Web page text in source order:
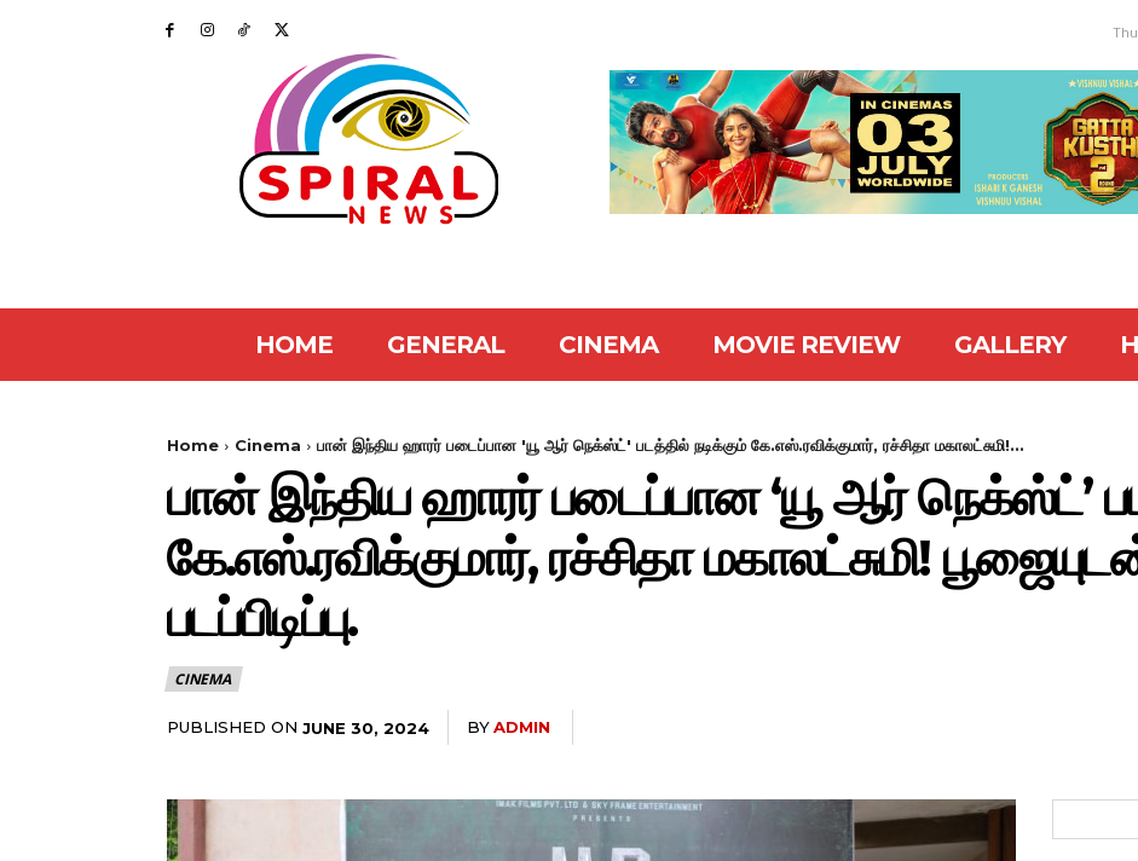
HOME GENERAL CINEMA MOVIE REVIEW GALLERY
Home Cinema பான் இந்திய ஹாரர் படைப்பான 'யூ ஆர் நெக்ஸ்ட்' படத்தில் நடிக்கும் கே.எஸ்.ரவிக்குமார், ரச்சிதா மகாலட்சுமி!...
பான் இந்திய ஹாரர் படைப்பான ‘யூ ஆர் நெக்ஸ்ட்’
கே.எஸ்.ரவிக்குமார், ரச்சிதா மகாலட்சுமி!
படப்பிடிப்பு.
CINEMA
PUBLISHED ON JUNE 30, 2024 BYADMIN